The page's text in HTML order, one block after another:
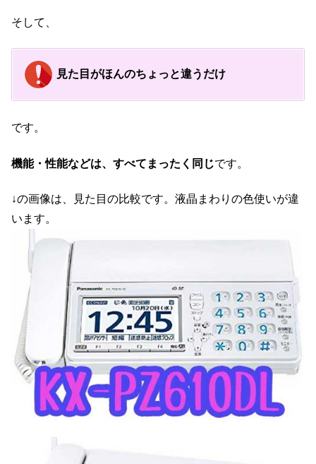
そして、
見た目がほんのちょっと違うだけ
です。
機能・性能などは、すべてまったく同じです。
↓の画像は、見た目の比較です。液晶まわりの色使いが違
います。